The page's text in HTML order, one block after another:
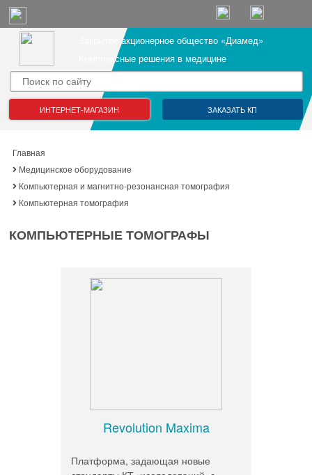
Закрытое акционерное общество «Диамед»
Комплексные решения в медицине
ИНТЕРНЕТ-МАГАЗИН ЗАКАЗАТЬ КП
Главная
Медицинское оборудование
Компьютерная и магнитно-резонансная томография
Компьютерная томография
КОМПЬЮТЕРНЫЕ ТОМОГРАФЫ
Revolution Maxima
Платформа, задающая новые